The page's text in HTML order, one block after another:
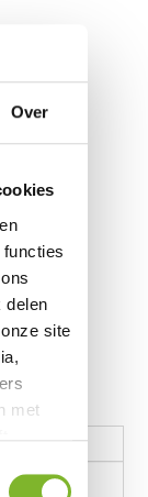
Over
delen
site
met